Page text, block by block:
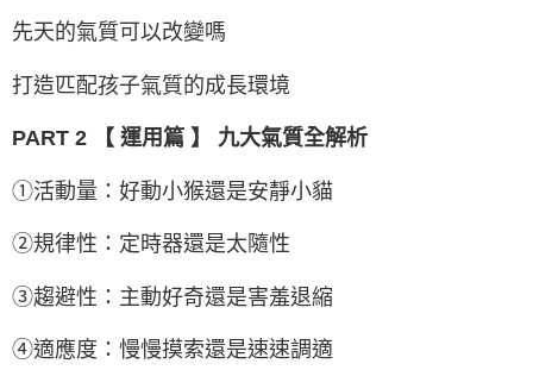
先天的氣質可以改變嗎
打造匹配孩子氣質的成長環境
PART 2 【 運用篇 】 九大氣質全解析
①活動量：好動小猴還是安靜小貓
②規律性：定時器還是太隨性
③趨避性：主動好奇還是害羞退縮
④適應度：慢慢摸索還是速速調適